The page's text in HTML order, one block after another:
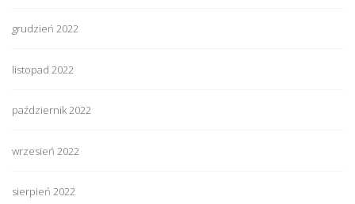
grudzień 2022
listopad 2022
październik 2022
wrzesień 2022
sierpień 2022